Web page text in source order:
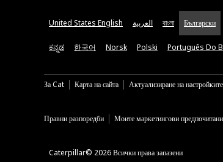
United States English العربية বাংলা Български
ಕನ್ನಡ 한국어 Norsk Polski Português Do
За Cat Карта на сайта Актуализиране на
Правни разпоредби Моите маркетингови
Caterpillar© 2026 Всички права запазени